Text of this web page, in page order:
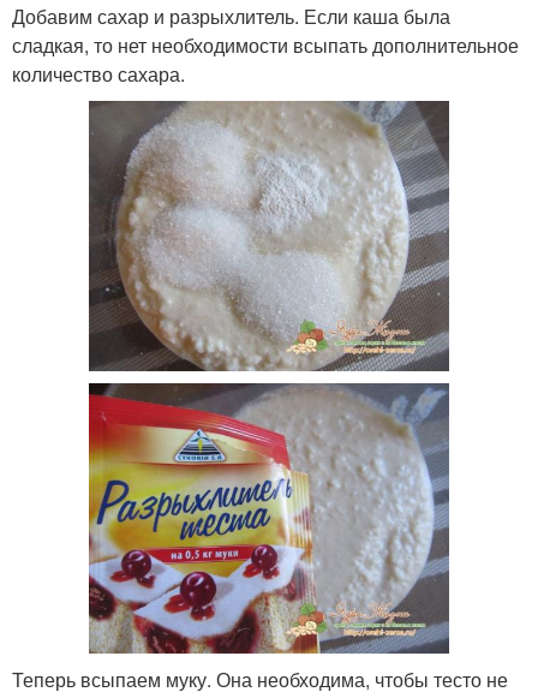
Добавим сахар и разрыхлитель. Если каша была
сладкая, то нет необходимости всыпать дополнительное
количество сахара.
Теперь всыпаем муку. Она необходима, чтобы тесто не